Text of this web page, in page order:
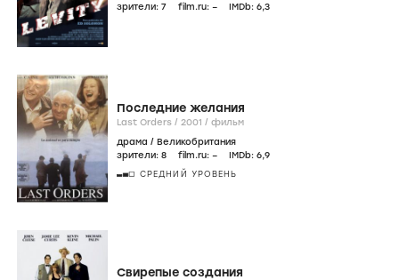
зрители: 7 film.ru: – IMDb: 6,3
Последние желания
Last Orders / 2001 / фильм
драма / Великобритания
зрители: 8 film.ru: – IMDb: 6,9
СРЕДНИЙ УРОВЕНЬ
Свирепые создания